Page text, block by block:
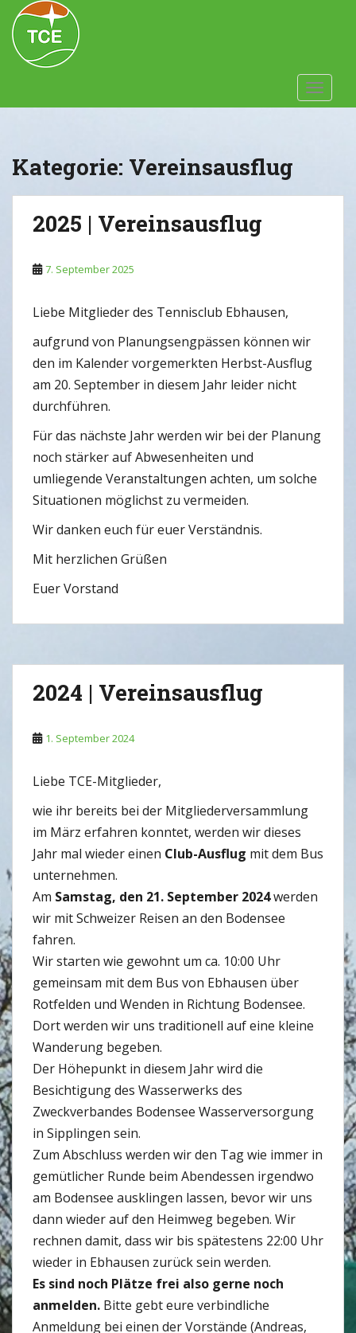
Skip to main content
Kategorie: Vereinsausflug
2025 | Vereinsausflug
7. September 2025
Liebe Mitglieder des Tennisclub Ebhausen,
aufgrund von Planungsengpässen können wir
den im Kalender vorgemerkten Herbst-Ausflug
am 20. September in diesem Jahr leider nicht
durchführen.
Für das nächste Jahr werden wir bei der Planung
noch stärker auf Abwesenheiten und
umliegende Veranstaltungen achten, um solche
Situationen möglichst zu vermeiden.
Wir danken euch für euer Verständnis.
Mit herzlichen Grüßen
Euer Vorstand
2024 | Vereinsausflug
1. September 2024
Liebe TCE-Mitglieder,
wie ihr bereits bei der Mitgliederversammlung
im März erfahren konntet, werden wir dieses
Jahr mal wieder einen Club-Ausflug mit dem Bus
unternehmen.
Am Samstag, den 21. September 2024werden
wir mit Schweizer Reisen an den Bodensee
fahren.
Wir starten wie gewohnt um ca. 10:00 Uhr
gemeinsam mit dem Bus von Ebhausen über
Rotfelden und Wenden in Richtung Bodensee.
Dort werden wir uns traditionell auf eine kleine
Wanderung begeben.
Der Höhepunkt in diesem Jahr wird die
Besichtigung des Wasserwerks des
Zweckverbandes Bodensee Wasserversorgung
in Sipplingen sein.
Zum Abschluss werden wir den Tag wie immer in
gemütlicher Runde beim Abendessen irgendwo
am Bodensee ausklingen lassen, bevor wir uns
dann wieder auf den Heimweg begeben. Wir
rechnen damit, dass wir bis spätestens 22:00 Uhr
wieder in Ebhausen zurück sein werden.
Es sind noch Plätze frei also gerne noch
anmelden. Bitte gebt eure verbindliche
Anmeldung bei einen der Vorstände (Andreas,